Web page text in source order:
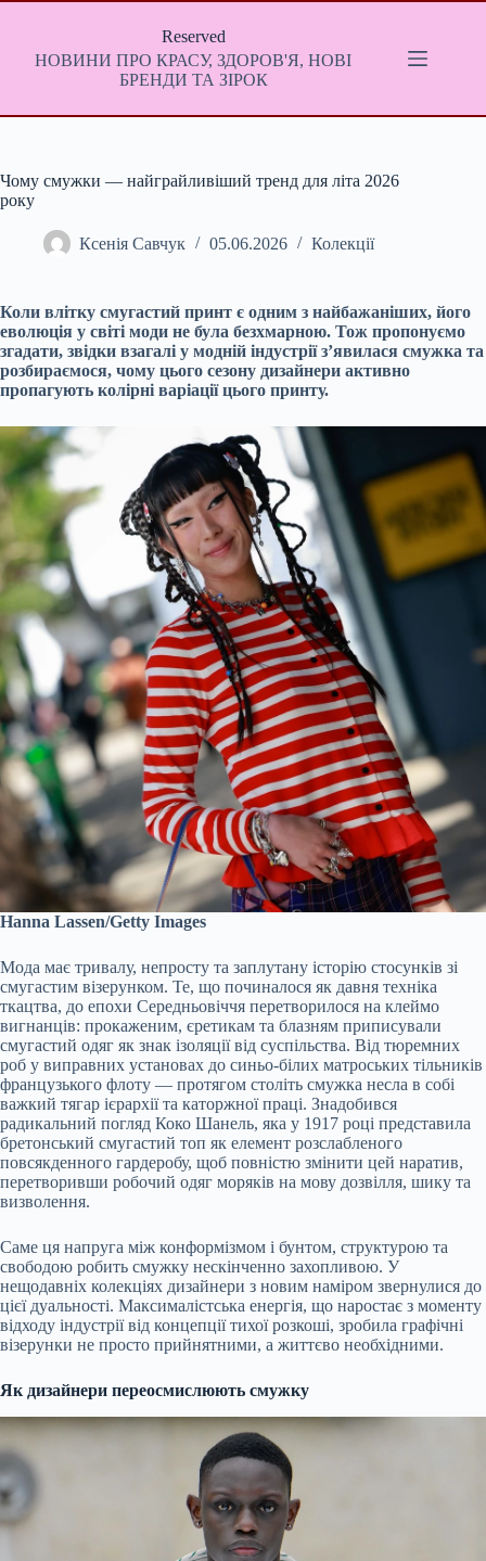
Перейти
Reserved
НОВИНИ ПРО КРАСУ, ЗДОРОВ'Я, НОВІ
БРЕНДИ ТА ЗІРОК
Чому смужки — найграйливіший тренд для літа 2026
року
Ксенія Савчук 05.06.2026 Колекції
Коли влітку смугастий принт є одним з найбажаніших, його
еволюція у світі моди не була безхмарною. Тож пропонуємо
згадати, звідки взагалі у модній індустрії з’явилася смужка та
розбираємося, чому цього сезону дизайнери активно
пропагують колірні варіації цього принту.
Hanna Lassen/Getty Images
Мода має тривалу, непросту та заплутану історію стосунків зі
смугастим візерунком. Те, що починалося як давня техніка
ткацтва, до епохи Середньовіччя перетворилося на клеймо
вигнанців: прокаженим, єретикам та блазням приписували
смугастий одяг як знак ізоляції від суспільства. Від тюремних
роб у виправних установах до синьо-білих матроських тільників
французького флоту — протягом століть смужка несла в собі
важкий тягар ієрархії та каторжної праці. Знадобився
радикальний погляд Коко Шанель, яка у 1917 році представила
бретонський смугастий топ як елемент розслабленого
повсякденного гардеробу, щоб повністю змінити цей наратив,
перетворивши робочий одяг моряків на мову дозвілля, шику та
визволення.
Саме ця напруга між конформізмом і бунтом, структурою та
свободою робить смужку нескінченно захопливою. У
нещодавніх колекціях дизайнери з новим наміром звернулися до
цієї дуальності. Максималістська енергія, що наростає з моменту
відходу індустрії від концепції тихої розкоші, зробила графічні
візерунки не просто прийнятними, а життєво необхідними.
Як дизайнери переосмислюють смужку